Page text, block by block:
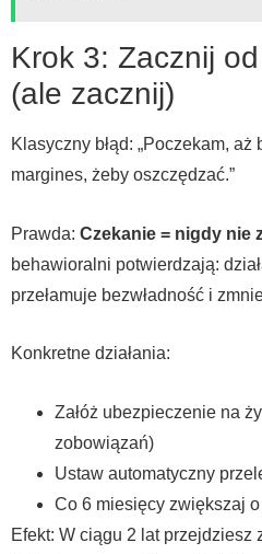
Krok 3: Zacznij
(ale zacznij)
Klasyczny błąd: „Poczekam, aż
margines, żeby oszczędzać.”
Prawda: Czekanie = nigdy nie
behawioralni potwierdzają:
przełamuje bezwładność i
Konkretne działania:
Załóż ubezpieczenie na
zobowiązań)
Ustaw automatyczny
Co 6 miesięcy zwiększaj
Efekt: W ciągu 2 lat przejdziesz